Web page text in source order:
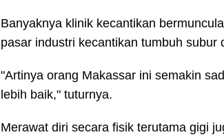
Banyaknya klinik kecantikan
pasar industri kecantikan tumbuh subur
"Artinya orang Makassar ini semakin
lebih baik," tuturnya.
Merawat diri secara fisik terutama gigi